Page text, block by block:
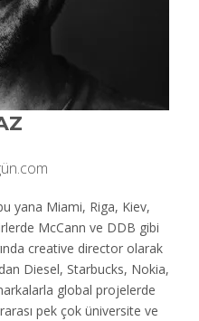
yana Miami, Riga, Kiev,
McCann ve DDB gibi
creative director olarak
Diesel, Starbucks, Nokia,
global projelerde
pek çok üniversite ve